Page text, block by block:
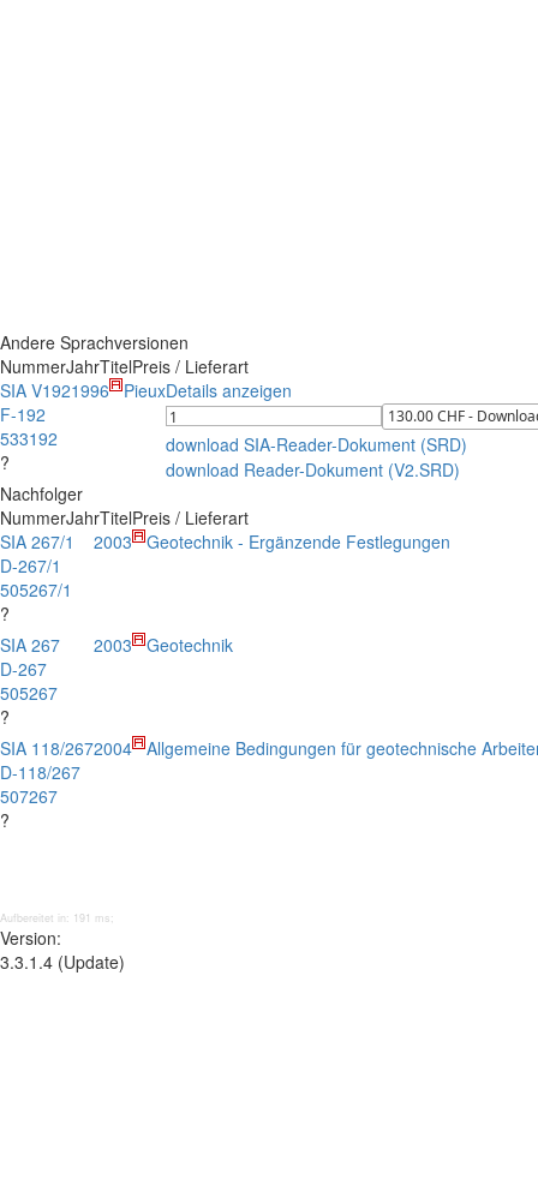
Andere Sprachversionen
NummerJahrTitelPreis / Lieferart
SIA V192
F-192
533192
?
1996 PieuxDetails anzeigen
download SIA-Reader-Dokument (SRD)
download Reader-Dokument (V2.SRD)
Nachfolger
NummerJahrTitelPreis / Lieferart
SIA 267/1
D-267/1
505267/1
?
2003 Geotechnik - Ergänzende Festlegungen
SIA 267
D-267
505267
?
2003 Geotechnik
SIA 118/267
D-118/267
507267
?
2004 Allgemeine Bedingungen für geotechnische
Aufbereitet in: 191 ms;
Version:
3.3.1.4 (Update)